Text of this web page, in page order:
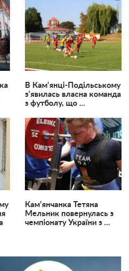
В Кам’янці-Подільському
з’явилась власна команда
з футболу, що ...
Кам’янчанка Тетяна
Мельник повернулась з
чемпіонату України з ...